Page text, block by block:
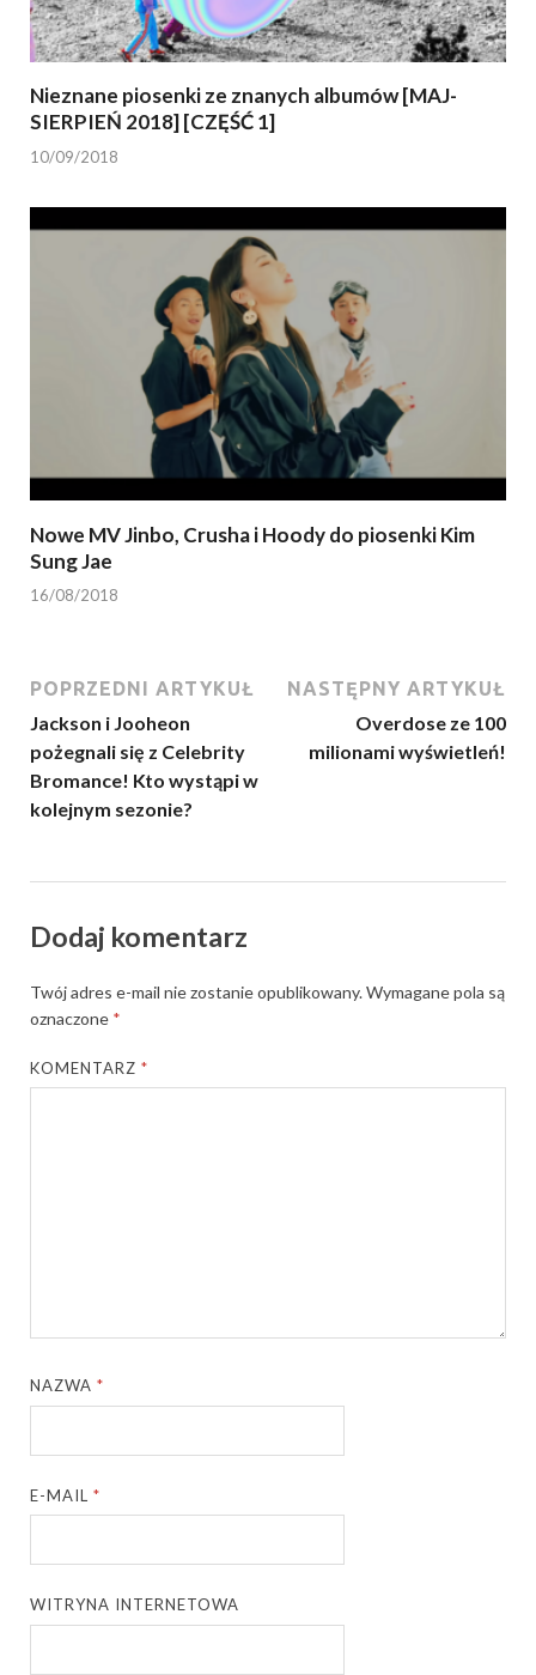
Nieznane piosenki ze znanych albumów [MAJ-
SIERPIEŃ 2018] [CZĘŚĆ 1]
10/09/2018
Nowe MV Jinbo, Crusha i Hoody do piosenki Kim
Sung Jae
16/08/2018
POPRZEDNI ARTYKUŁ
Jackson i Jooheon
pożegnali się z Celebrity
Bromance! Kto wystąpi w
kolejnym sezonie?
NASTĘPNY ARTYKUŁ
Overdose ze 100
milionami wyświetleń!
Dodaj komentarz
Twój adres e-mail nie zostanie opublikowany.Wymagane pola są
oznaczone *
KOMENTARZ*
NAZWA*
E-MAIL*
WITRYNA INTERNETOWA